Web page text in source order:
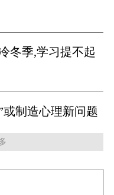
冬季,学习提不起
制造心理新问题